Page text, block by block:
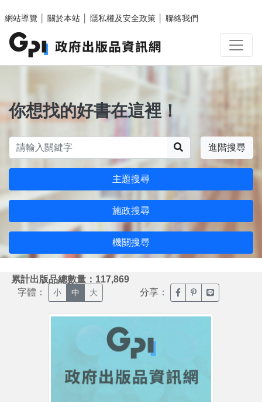
網站導覽
關於本站 隱私權及安全政策 聯絡我們
你想找的好書在這裡！
進階搜尋
主題搜尋
施政搜尋
機關搜尋
累計出版品總數量：117,869
字體： 小 中 大 分享： 臉書分享(另開新視窗)
噗浪分享(另開新
Line分享(另